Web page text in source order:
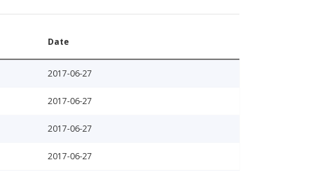
Date
2017-06-27
2017-06-27
2017-06-27
2017-06-27